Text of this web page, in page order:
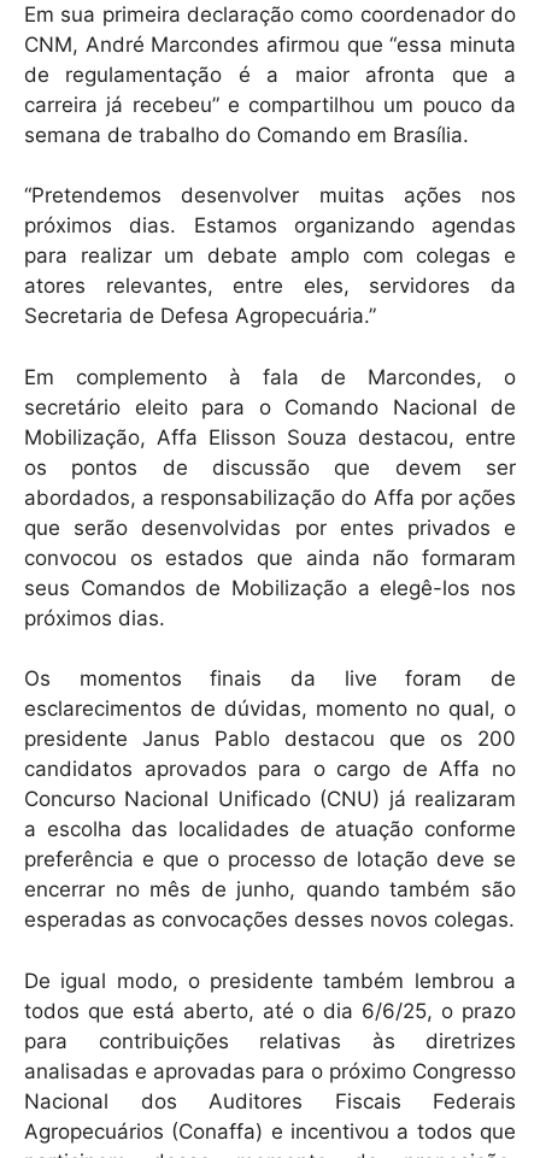
Em sua primeira declaração como coordenador do
CNM, André Marcondes afirmou que “essa minuta
de regulamentação é a maior afronta que a
carreira já recebeu” e compartilhou um pouco da
semana de trabalho do Comando em Brasília.
“Pretendemos desenvolver muitas ações nos
próximos dias. Estamos organizando agendas
para realizar um debate amplo com colegas e
atores relevantes, entre eles, servidores da
Secretaria de Defesa Agropecuária.”
Em complemento à fala de Marcondes, o
secretário eleito para o Comando Nacional de
Mobilização, Affa Elisson Souza destacou, entre
os pontos de discussão que devem ser
abordados, a responsabilização do Affa por ações
que serão desenvolvidas por entes privados e
convocou os estados que ainda não formaram
seus Comandos de Mobilização a elegê-los nos
próximos dias.
Os momentos finais da live foram de
esclarecimentos de dúvidas, momento no qual, o
presidente Janus Pablo destacou que os 200
candidatos aprovados para o cargo de Affa no
Concurso Nacional Unificado (CNU) já realizaram
a escolha das localidades de atuação conforme
preferência e que o processo de lotação deve se
encerrar no mês de junho, quando também são
esperadas as convocações desses novos colegas.
De igual modo, o presidente também lembrou a
todos que está aberto, até o dia 6/6/25, o prazo
para contribuições relativas às diretrizes
analisadas e aprovadas para o próximo Congresso
Nacional dos Auditores Fiscais Federais
Agropecuários (Conaffa) e incentivou a todos que